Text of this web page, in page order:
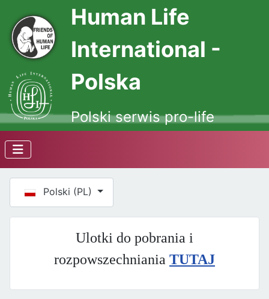
Human Life
International -
Polska
Polski serwis pro-life
Wybierz swój język
Polski (PL)
Ulotki do pobrania i
rozpowszechniania TUTAJ